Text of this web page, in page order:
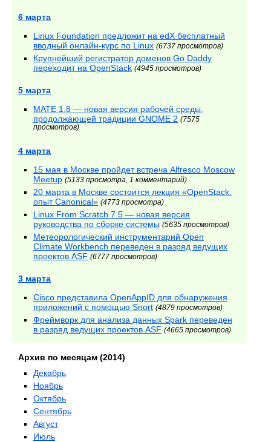
6 марта
Linux Foundation предложит на edX бесплатный
вводный онлайн-курс по Linux (6737 просмотров)
Крупнейший регистратор доменов Go Daddy
переходит на OpenStack (4945 просмотров)
5 марта
MATE 1.8 — новая версия рабочей среды,
продолжающей традиции GNOME 2 (7575
просмотров)
4 марта
15 мая в Москве пройдет встреча Alfresco Moscow
Meetup (5133 просмотра, 1 комментарий)
20 марта в Москве состоится лекция «OpenStack:
опыт Canonical» (4773 просмотра)
Linux From Scratch 7.5 — новая версия
руководства по сборке системы (5635 просмотров)
Метеорологический инструментарий Open
Climate Workbench переведен в разряд ведущих
проектов ASF (6777 просмотров)
3 марта
Cisco представила OpenAppID для обнаружения
приложений с помощью Snort (4879 просмотров)
Фреймворк для анализа данных Spark переведен
в разряд ведущих проектов ASF (4665 просмотров)
Архив по месяцам (2014)
Декабрь
Ноябрь
Октябрь
Сентябрь
Август
Июль